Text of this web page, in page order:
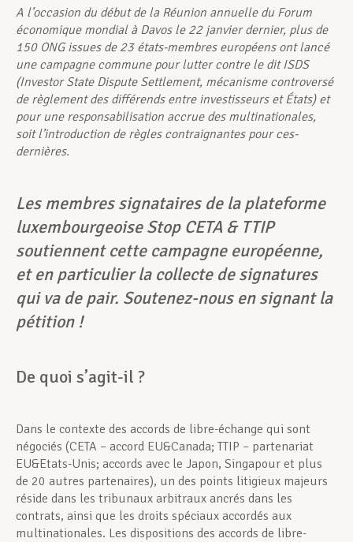
A l’occasion du début de la Réunion annuelle du Forum
économique mondial à Davos le 22 janvier dernier, plus de
150 ONG issues de 23 états-membres européens ont lancé
une campagne commune pour lutter contre le dit ISDS
(Investor State Dispute Settlement, mécanisme controversé
de règlement des différends entre investisseurs et États) et
pour une responsabilisation accrue des multinationales,
soit l’introduction de règles contraignantes pour ces-
dernières.
Les membres signataires de la plateforme
luxembourgeoise Stop CETA & TTIP
soutiennent cette campagne européenne,
et en particulier la collecte de signatures
qui va de pair. Soutenez-nous en signant la
pétition !
De quoi s’agit-il ?
Dans le contexte des accords de libre-échange qui sont
négociés (CETA – accord EU&Canada; TTIP – partenariat
EU&Etats-Unis; accords avec le Japon, Singapour et plus
de 20 autres partenaires), un des points litigieux majeurs
réside dans les tribunaux arbitraux ancrés dans les
contrats, ainsi que les droits spéciaux accordés aux
multinationales. Les dispositions des accords de libre-